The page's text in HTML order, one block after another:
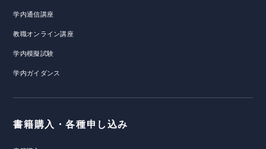
学内通信講座
教職オンライン講座
学内模擬試験
学内ガイダンス
書籍購入・各種申し込み